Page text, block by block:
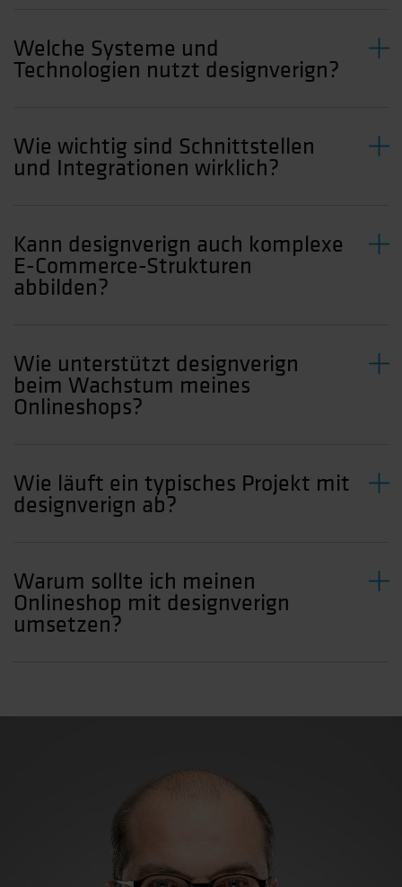
Welche Systeme und
Technologien nutzt designverign?
Wie wichtig sind Schnittstellen
und Integrationen wirklich?
Kann designverign auch komplexe
E-Commerce-Strukturen
abbilden?
Wie unterstützt designverign
beim Wachstum meines
Onlineshops?
Wie läuft ein typisches Projekt mit
designverign ab?
Warum sollte ich meinen
Onlineshop mit designverign
umsetzen?